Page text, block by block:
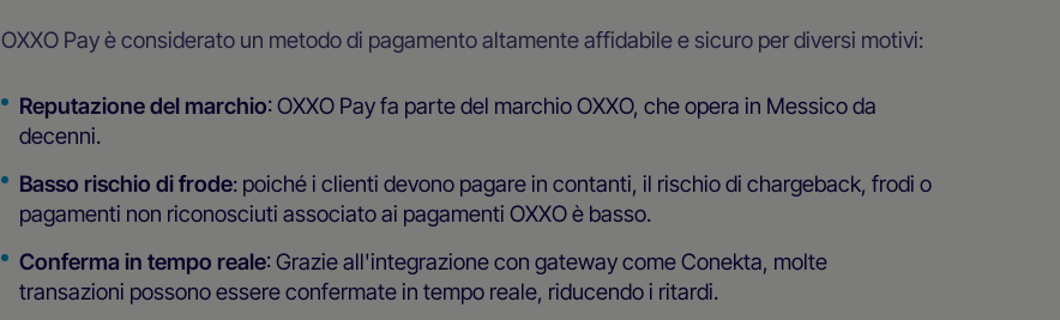
OXXO Pay è considerato un metodo di pagamento altamente affidabile e sicuro per diversi motivi:
Reputazione del marchio: OXXO Pay fa parte del marchio OXXO, che opera in Messico da
decenni.
Basso rischio di frode: poiché i clienti devono pagare in contanti, il rischio di chargeback, frodi o
pagamenti non riconosciuti associato ai pagamenti OXXO è basso.
Conferma in tempo reale: Grazie all'integrazione con gateway come Conekta, molte
transazioni possono essere confermate in tempo reale, riducendo i ritardi.